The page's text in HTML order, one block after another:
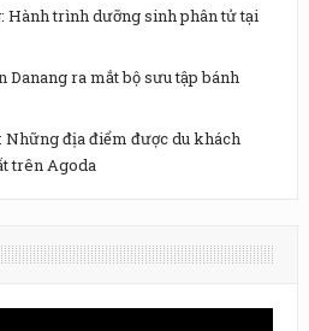
Hành trình dưỡng sinh phân tử tại
Danang ra mắt bộ sưu tập bánh
Những địa điểm được du khách
trên Agoda